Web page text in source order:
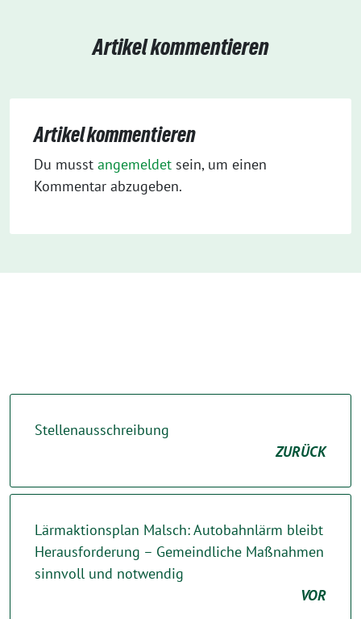
Artikel kommentieren
Artikel kommentieren
Du musst angemeldet sein, um einen
Kommentar abzugeben.
Stellenausschreibung
ZURÜCK
Lärmaktionsplan Malsch: Autobahnlärm bleibt
Herausforderung – Gemeindliche Maßnahmen
sinnvoll und notwendig
VOR